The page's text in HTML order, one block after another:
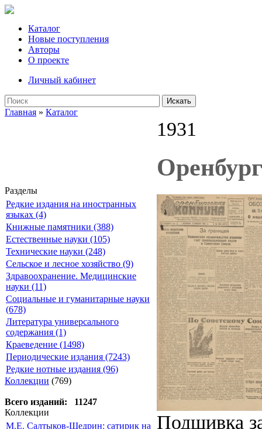
Каталог
Новые поступления
Авторы
О проекте
Личный кабинет
Искать
Главная » Каталог
Разделы
Редкие издания на иностранных
языках (4)
Книжные памятники (388)
Естественные науки (105)
Технические науки (248)
Сельское и лесное хозяйство (9)
Здравоохранение. Медицинские
науки (11)
Социальные и гуманитарные науки
(678)
Литература универсального
содержания (1)
Краеведение (1498)
Периодические издания (7243)
Редкие нотные издания (96)
Коллекции (769)
Всего изданий: 11247
Коллекции
М.Е. Салтыков-Щедрин: сатирик на
1931
Подшивка